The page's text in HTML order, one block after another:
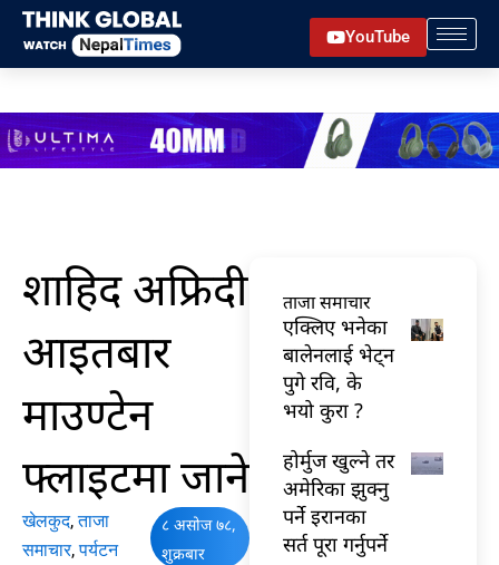
Skip
content
YouTube
शाहिद अफ्रिदी
आइतबार
माउण्टेन
फ्लाइटमा जाने
खेलकुद,ताजा
समाचार,पर्यटन
८ असोज ७८,
शुक्रबार
ताजा समाचार
एक्लिए भनेका
बालेनलाई भेट्न
पुगे रवि, के
भयो कुरा ?
होर्मुज खुल्ने तर
अमेरिका झुक्नु
पर्ने इरानका
सर्त पूरा गर्नुपर्ने